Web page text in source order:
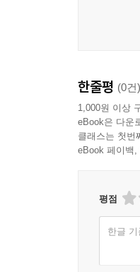
한줄평 (0건)
1,000원 이상
eBook은 다운
클래스는 첫번
eBook 페이백
평점
한글